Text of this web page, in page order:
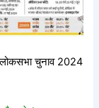
चुनाव 2024